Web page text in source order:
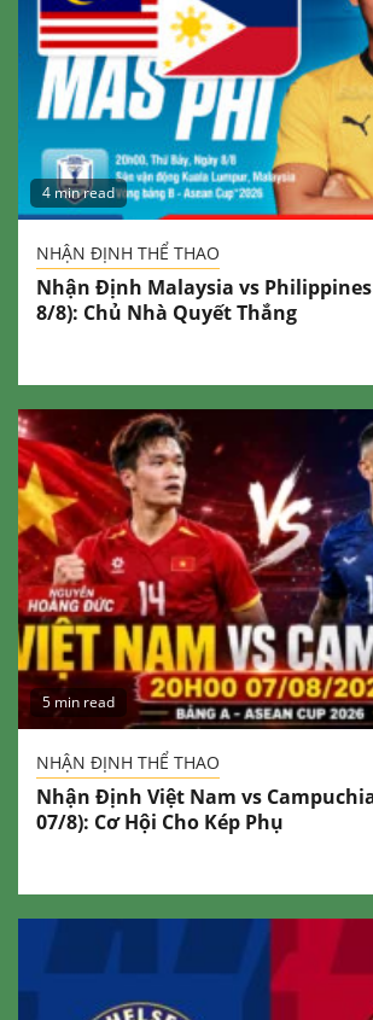
4 min read
NHẬN ĐỊNH THỂ THAO
Nhận Định Malaysia vs Philippines
8/8): Chủ Nhà Quyết Thắng
5 min read
NHẬN ĐỊNH THỂ THAO
Nhận Định Việt Nam vs
07/8): Cơ Hội Cho Kép Phụ